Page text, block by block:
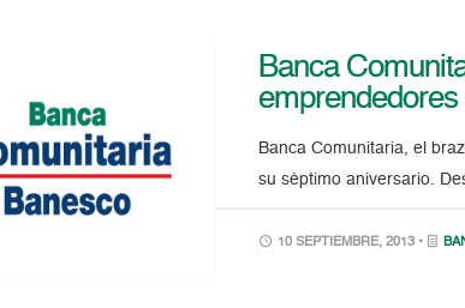
Banca
emprendedores
Banca Comunitaria, el
su séptimo aniversario.
10 SEPTIEMBRE, 2013 •